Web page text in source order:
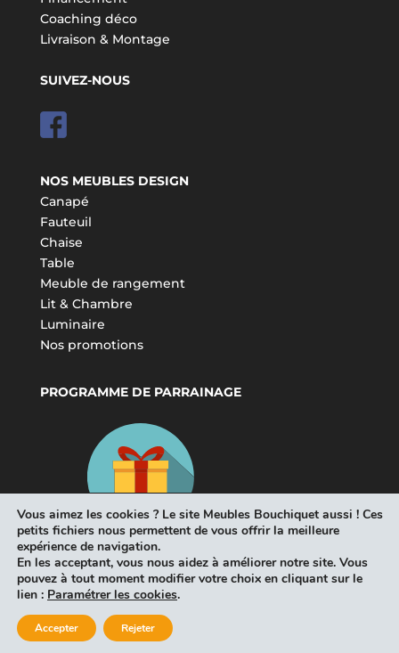
Coaching déco
Livraison & Montage
SUIVEZ-NOUS
NOS MEUBLES DESIGN
Canapé
Fauteuil
Chaise
Table
Meuble de rangement
Lit & Chambre
Luminaire
Nos promotions
PROGRAMME DE PARRAINAGE
Tous droits réservés Meubles Bouchiquet
Vous aimez les cookies ? Le site Meubles Bouchiquet aussi ! Ces
petits fichiers nous permettent de vous offrir la meilleure
expérience de navigation.
En les acceptant, vous nous aidez à améliorer notre site. Vous
pouvez à tout moment modifier votre choix en cliquant sur le
lien : Paramétrer les cookies.
Accepter Rejeter